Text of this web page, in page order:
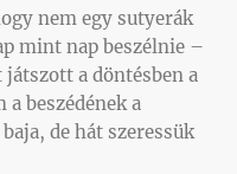
nem egy sutyerák
mint nap beszélnie –
a döntésben a
beszédének a
de hát szeressük